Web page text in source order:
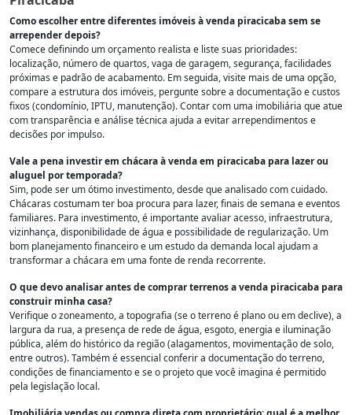
Como escolher entre diferentes imóveis à venda piracicaba sem se
arrepender depois?
Comece definindo um orçamento realista e liste suas prioridades:
localização, número de quartos, vaga de garagem, segurança, facilidades
próximas e padrão de acabamento. Em seguida, visite mais de uma opção,
compare a estrutura dos imóveis, pergunte sobre a documentação e custos
fixos (condomínio, IPTU, manutenção). Contar com uma imobiliária que atue
com transparência e análise técnica ajuda a evitar arrependimentos e
decisões por impulso.
Vale a pena investir em chácara à venda em piracicaba para lazer ou
aluguel por temporada?
Sim, pode ser um ótimo investimento, desde que analisado com cuidado.
Chácaras costumam ter boa procura para lazer, finais de semana e eventos
familiares. Para investimento, é importante avaliar acesso, infraestrutura,
vizinhança, disponibilidade de água e possibilidade de regularização. Um
bom planejamento financeiro e um estudo da demanda local ajudam a
transformar a chácara em uma fonte de renda recorrente.
O que devo analisar antes de comprar terrenos a venda piracicaba para
construir minha casa?
Verifique o zoneamento, a topografia (se o terreno é plano ou em declive), a
largura da rua, a presença de rede de água, esgoto, energia e iluminação
pública, além do histórico da região (alagamentos, movimentação de solo,
entre outros). Também é essencial conferir a documentação do terreno,
condições de financiamento e se o projeto que você imagina é permitido
pela legislação local.